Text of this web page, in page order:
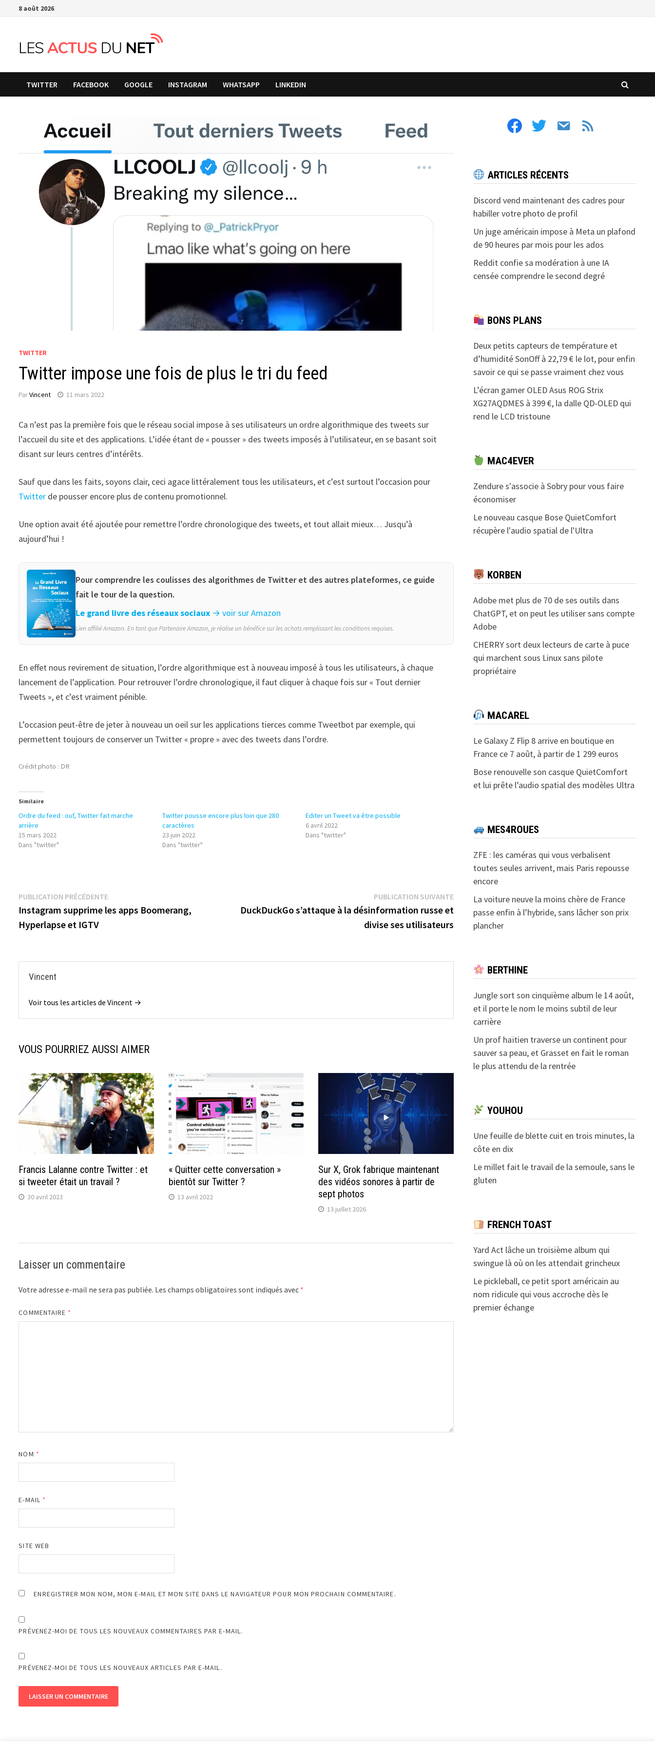
Passer8 août 2026
TWITTER FACEBOOK GOOGLE INSTAGRAM WHATSAPP LINKEDIN
TWITTER
Twitter impose une fois de plus le tri du feed
ParVincent 11 mars 2022
Ca n’est pas la première fois que le réseau social impose à ses utilisateurs un ordre algorithmique des tweets sur
l’accueil du site et des applications. L’idée étant de « pousser » des tweets imposés à l’utilisateur, en se basant soit
disant sur leurs centres d’intérêts.
Sauf que dans les faits, soyons clair, ceci agace littéralement tous les utilisateurs, et c’est surtout l’occasion pour
Twitter de pousser encore plus de contenu promotionnel.
Une option avait été ajoutée pour remettre l’ordre chronologique des tweets, et tout allait mieux… Jusqu’à
aujourd’hui !
Pour comprendre les coulisses des algorithmes de Twitter et des autres plateformes, ce guide
fait le tour de la question.
Le grand livre des réseaux sociaux → voir sur Amazon
Lien affilié Amazon. En tant que Partenaire Amazon, je réalise un bénéfice sur les achats remplissant les conditions requises.
En effet nous revirement de situation, l’ordre algorithmique est à nouveau imposé à tous les utilisateurs, à chaque
lancement de l’application. Pour retrouver l’ordre chronologique, il faut cliquer à chaque fois sur « Tout dernier
Tweets », et c’est vraiment pénible.
L’occasion peut-être de jeter à nouveau un oeil sur les applications tierces comme Tweetbot par exemple, qui
permettent toujours de conserver un Twitter « propre » avec des tweets dans l’ordre.
Crédit photo : DR
Similaire
Ordre du feed : ouf, Twitter fait marche
arrière
15 mars 2022
Dans "twitter"
Twitter pousse encore plus loin que 280
caractères
23 juin 2022
Dans "twitter"
Editer un Tweet va être possible
6 avril 2022
Dans "twitter"
Navigation
de
l’article
PUBLICATION PRÉCÉDENTEPublication
précédente :
Instagram supprime les apps Boomerang,
Hyperlapse et IGTV
PUBLICATION SUIVANTEPublication
suivante :
DuckDuckGo s’attaque à la désinformation russe et
divise ses utilisateurs
Vincent
Voir tous les articles de Vincent →
VOUS POURRIEZ AUSSI AIMER
Francis Lalanne contre Twitter : et
si tweeter était un travail ?
30 avril 2023
« Quitter cette conversation »
bientôt sur Twitter ?
13 avril 2022
Sur X, Grok fabrique maintenant
des vidéos sonores à partir de
sept photos
13 juillet 2026
Laisser un commentaire
Votre adresse e-mail ne sera pas publiée. Les champs obligatoires sont indiqués avec *
COMMENTAIRE *
NOM *
E-MAIL *
SITE WEB
ENREGISTRER MON NOM, MON E-MAIL ET MON SITE DANS LE NAVIGATEUR POUR MON PROCHAIN COMMENTAIRE.
PRÉVENEZ-MOI DE TOUS LES NOUVEAUX COMMENTAIRES PAR E-MAIL.
PRÉVENEZ-MOI DE TOUS LES NOUVEAUX ARTICLES PAR E-MAIL.
facebooktwitter email feed
ARTICLES RÉCENTS
Discord vend maintenant des cadres pour
habiller votre photo de profil
Un juge américain impose à Meta un plafond
de 90 heures par mois pour les ados
Reddit confie sa modération à une IA
censée comprendre le second degré
BONS PLANS
Deux petits capteurs de température et
d’humidité SonOff à 22,79 € le lot, pour enfin
savoir ce qui se passe vraiment chez vous
L’écran gamer OLED Asus ROG Strix
XG27AQDMES à 399 €, la dalle QD-OLED qui
rend le LCD tristoune
MAC4EVER
Zendure s'associe à Sobry pour vous faire
économiser
Le nouveau casque Bose QuietComfort
récupère l'audio spatial de l'Ultra
KORBEN
Adobe met plus de 70 de ses outils dans
ChatGPT, et on peut les utiliser sans compte
Adobe
CHERRY sort deux lecteurs de carte à puce
qui marchent sous Linux sans pilote
propriétaire
MACAREL
Le Galaxy Z Flip 8 arrive en boutique en
France ce 7 août, à partir de 1 299 euros
Bose renouvelle son casque QuietComfort
et lui prête l’audio spatial des modèles Ultra
MES4ROUES
ZFE : les caméras qui vous verbalisent
toutes seules arrivent, mais Paris repousse
encore
La voiture neuve la moins chère de France
passe enfin à l’hybride, sans lâcher son prix
plancher
BERTHINE
Jungle sort son cinquième album le 14 août,
et il porte le nom le moins subtil de leur
carrière
Un prof haïtien traverse un continent pour
sauver sa peau, et Grasset en fait le roman
le plus attendu de la rentrée
YOUHOU
Une feuille de blette cuit en trois minutes, la
côte en dix
Le millet fait le travail de la semoule, sans le
gluten
FRENCH TOAST
Yard Act lâche un troisième album qui
swingue là où on les attendait grincheux
Le pickleball, ce petit sport américain au
nom ridicule qui vous accroche dès le
premier échange